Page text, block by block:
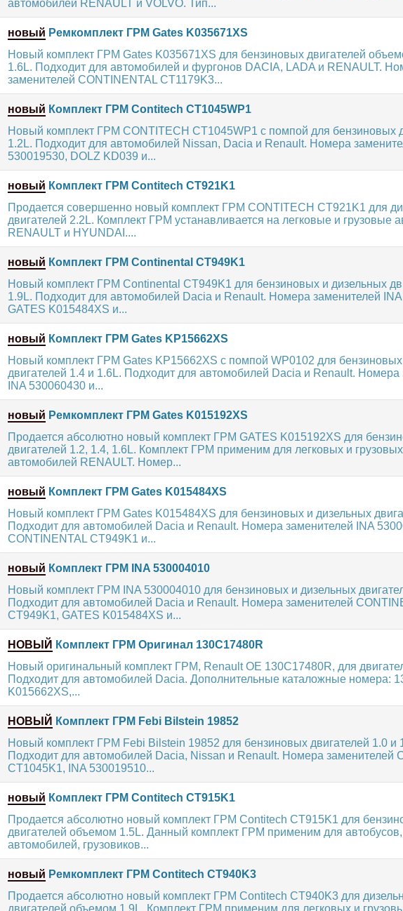
автомобилей RENAULT и VOLVO. Тип...
новый Ремкомплект ГРМ Gates K035671XS
Новый комплект ГРМ Gates K035671XS для бензиновых двигателей
1.6L. Подходит для автомобилей и фургонов DACIA, LADA и RENAULT.
заменителей CONTINENTAL CT1179K3...
новый Комплект ГРМ Contitech CT1045WP1
Новый комплект ГРМ CONTITECH CT1045WP1 с помпой для бензиновых
1.2L. Подходит для автомобилей Nissan, Dacia и Renault. Номера
530019530, DOLZ KD039 и...
новый Комплект ГРМ Contitech CT921K1
Продается совершенно новый комплект ГРМ CONTITECH CT921K1 для
двигателей 2.2L. Комплект ГРМ устанавливается на легковые и грузовые
RENAULT и HYUNDAI....
новый Комплект ГРМ Continental CT949K1
Новый комплект ГРМ Continental CT949K1 для бензиновых и дизельных
1.9L. Подходит для автомобилей Dacia и Renault. Номера заменителей
GATES K015484XS и...
новый Комплект ГРМ Gates KP15662XS
Новый комплект ГРМ Gates KP15662XS с помпой WP0102 для
двигателей 1.4 и 1.6L. Подходит для автомобилей Dacia и Renault. Номера
INA 530060430 и...
новый Ремкомплект ГРМ Gates K015192XS
Продается абсолютно новый комплект ГРМ GATES K015192XS для
двигателей 1.2, 1.4, 1.6L. Комплект ГРМ применим для легковых и грузовых
автомобилей RENAULT. Номер...
новый Комплект ГРМ Gates K015484XS
Новый комплект ГРМ Gates K015484XS для бензиновых и дизельных
Подходит для автомобилей Dacia и Renault. Номера заменителей INA
CONTINENTAL CT949K1 и...
новый Комплект ГРМ INA 530004010
Новый комплект ГРМ INA 530004010 для бензиновых и дизельных
Подходит для автомобилей Dacia и Renault. Номера заменителей
CT949K1, GATES K015484XS и...
НОВЫЙ Комплект ГРМ Оригинал 130C17480R
Новый оригинальный комплект ГРМ, Renault OE 130C17480R, для
Подходит для автомобилей Dacia. Дополнительные каталожные номера:
K015662XS,...
НОВЫЙ Комплект ГРМ Febi Bilstein 19852
Новый комплект ГРМ Febi Bilstein 19852 для бензиновых двигателей 1.0 и
Подходит для автомобилей Dacia, Nissan и Renault. Номера заменителей
CT1045K1, INA 530019510...
новый Комплект ГРМ Contitech CT915K1
Продается абсолютно новый комплект ГРМ Contitech CT915K1 для
двигателей объемом 1.5L. Данный комплект ГРМ применим для
автомобилей, грузовиков...
новый Ремкомплект ГРМ Contitech CT940K3
Продается абсолютно новый комплект ГРМ Contitech CT940K3 для
двигателей объемом 1.9L. Комплект ГРМ применим для легковых и